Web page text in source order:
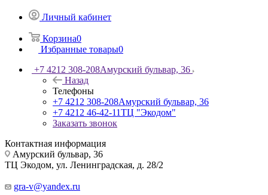
Личный кабинет
Корзина0
Избранные товары0
+7 4212 308-208Амурский бульвар, 36
Назад
Телефоны
+7 4212 308-208Амурский бульвар, 36
+7 4212 46-42-11ТЦ "Экодом"
Заказать звонок
Контактная информация
Амурский бульвар, 36
ТЦ Экодом, ул. Ленинградская, д. 28/2
gra-v@yandex.ru